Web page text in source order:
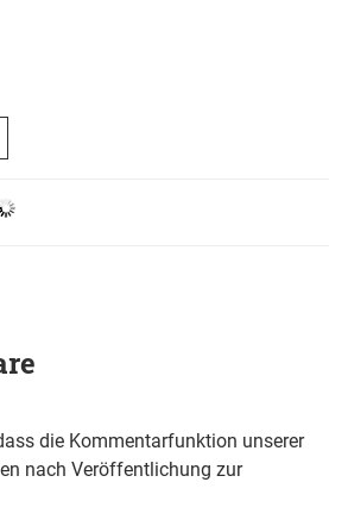
die Kommentarfunktion unserer
nach Veröffentlichung zur